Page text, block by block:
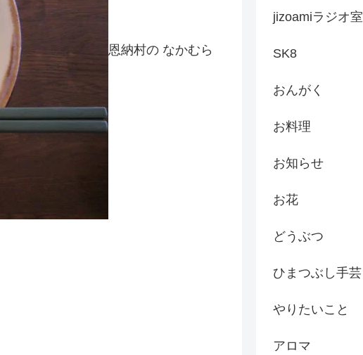
恩納村の なかむら
jizoamiラジオ室
SK8
おんがく
お料理
お知らせ
お花
どうぶつ
ひまつぶし手芸
やりたいこと
アロマ